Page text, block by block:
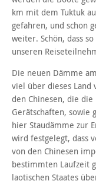
km mit dem Tuktuk
gefahren, und schon
weiter. Schön, dass
unseren
Die neuen Dämme
viel über dieses Land
den Chinesen, die
Gerätschaften, sowie
hier Staudämme zur
wird festgelegt, dass
von den Chinesen
bestimmten Laufzeit
laotischen Staates